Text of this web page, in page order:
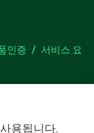
인증
서비스 요
용됩니다.